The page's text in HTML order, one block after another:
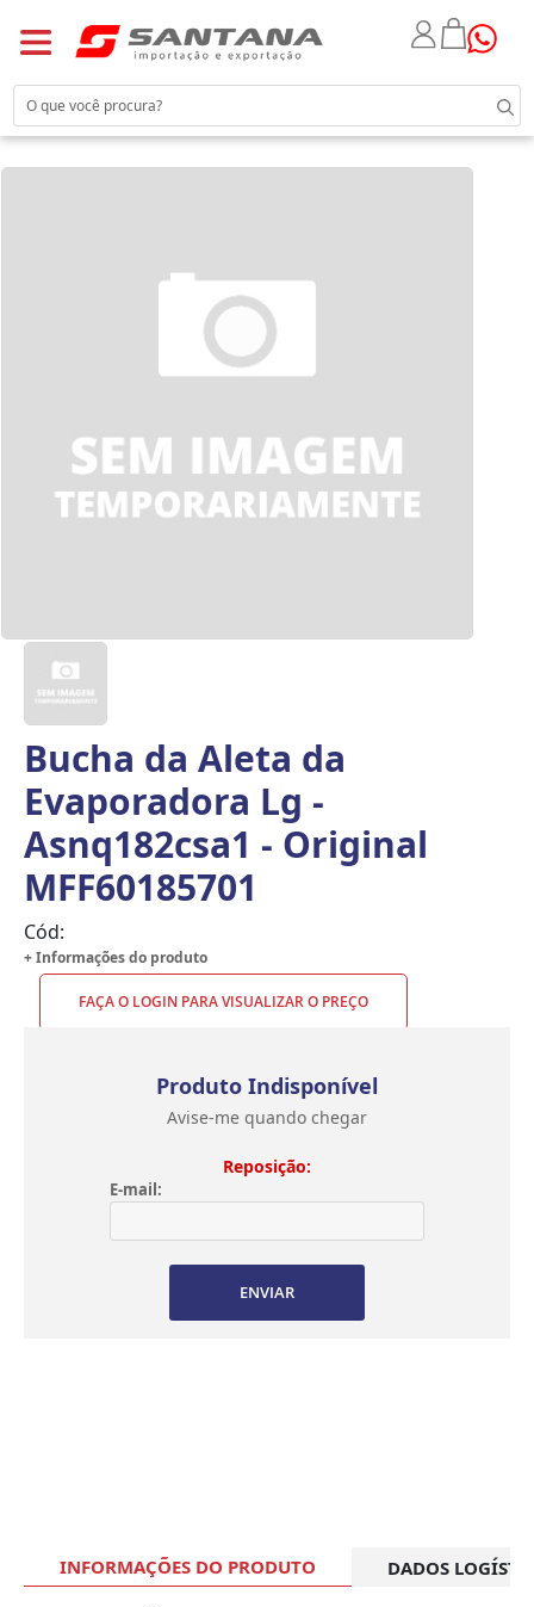
Bucha da Aleta da
Evaporadora Lg -
Asnq182csa1 - Original
MFF60185701
Cód:
+ Informações do produto
FAÇA O LOGIN PARA VISUALIZAR O PREÇO
Produto Indisponível
Avise-me quando chegar
Reposição:
E-mail:
ENVIAR
INFORMAÇÕES DO PRODUTO DADOS